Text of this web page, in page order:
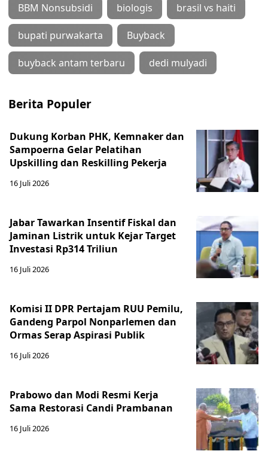
BBM Nonsubsidi biologis brasil vs haiti
bupati purwakarta Buyback
buyback antam terbaru dedi mulyadi
Berita Populer
Dukung Korban PHK, Kemnaker dan
Sampoerna Gelar Pelatihan
Upskilling dan Reskilling Pekerja
16 Juli 2026
Jabar Tawarkan Insentif Fiskal dan
Jaminan Listrik untuk Kejar Target
Investasi Rp314 Triliun
16 Juli 2026
Komisi II DPR Pertajam RUU Pemilu,
Gandeng Parpol Nonparlemen dan
Ormas Serap Aspirasi Publik
16 Juli 2026
Prabowo dan Modi Resmi Kerja
Sama Restorasi Candi Prambanan
16 Juli 2026